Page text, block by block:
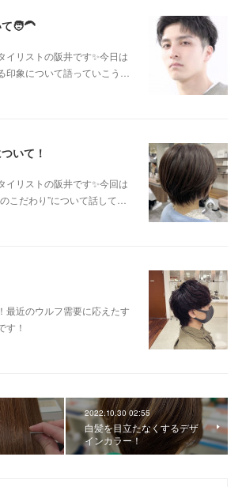
🧑‍🦱
イリストの阪井です✨今日は
印象について語っていこう…
いて！
イリストの阪井です✨今回は
こだわり”について話して…
最近のウルフ需要に応えたす
す！
2022.10.30 02:55
白髪を目立たなくするデザ
インカラー！